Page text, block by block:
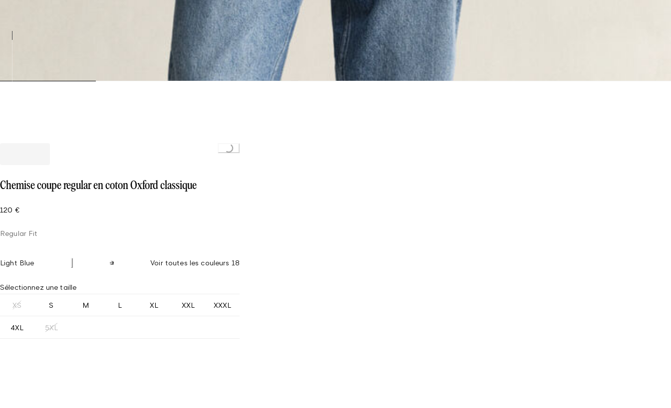
Loading...
Chemise coupe regular en coton Oxford classique
120 €
Regular Fit
Light Blue Voir toutes les couleurs 18
Sélectionnez une taille
XS S M L XL XXL XXXL
4XL 5XL